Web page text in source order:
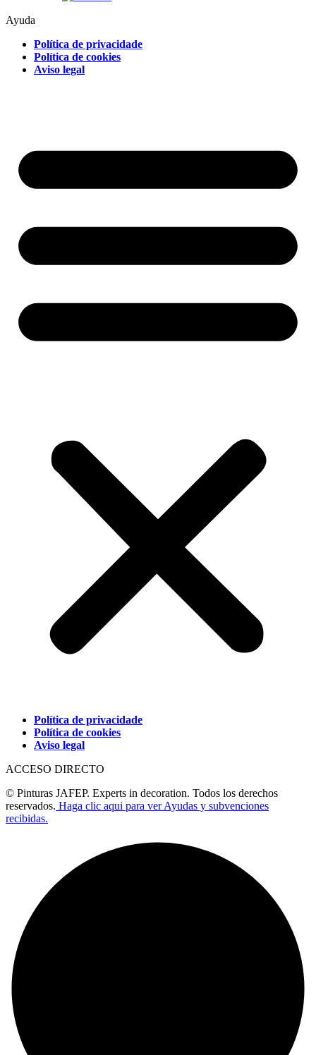
Ayuda
Política de privacidade
Política de cookies
Aviso legal
Política de privacidade
Política de cookies
Aviso legal
ACCESO DIRECTO
© Pinturas JAFEP. Experts in decoration. Todos los derechos
reservados. Haga clic aqui para ver Ayudas y subvenciones
recibidas.